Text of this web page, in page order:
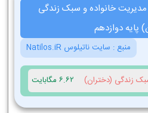
مدیریت خانواده و سبک زندگی
پایه دوازدهم
منبع : سایت ناتیلوس Natilos.iR
زندگی (دختران) 6.62 مگابایت